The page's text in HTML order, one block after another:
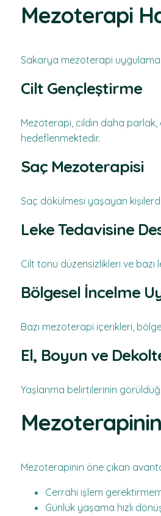
Mezoterapi
Sakarya mezoterapi
Cilt Gençleştirme
Mezoterapi, cildin daha parlak,
hedeflenmektedir.
Saç Mezoterapisi
Saç dökülmesi yaşayan
Leke Tedavisine
Cilt tonu düzensizlikleri ve
Bölgesel İncelme
Bazı mezoterapi içerikleri,
El, Boyun ve
Yaşlanma belirtilerinin
Mezoterapinin öne çıkan
Cerrahi işlem
Günlük yaşama hızlı